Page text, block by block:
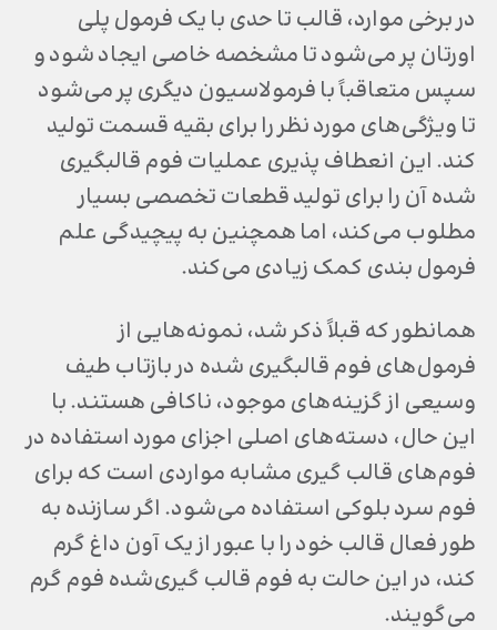
در برخی موارد، قالب تا حدی با یک فرمول پلی
اورتان پر می‌شود تا مشخصه خاصی ایجاد شود و
سپس متعاقباً با فرمولاسیون دیگری پر می‌شود
تا ویژگی‌های مورد نظر را برای بقیه قسمت تولید
کند. این انعطاف پذیری عملیات فوم قالبگیری
شده آن را برای تولید قطعات تخصصی بسیار
مطلوب می‌کند، اما همچنین به پیچیدگی علم
فرمول بندی کمک زیادی می‌کند.
همانطور که قبلاً ذکر شد، نمونه‎‌‌هایی از
فرمول‌های فوم قالبگیری شده در بازتاب طیف
وسیعی از گزینه‌های موجود، ناکافی هستند. با
این حال، دسته‌های اصلی اجزای مورد استفاده در
فوم‌های قالب گیری مشابه مواردی است که برای
فوم سرد بلوکی استفاده می‌شود. اگر سازنده به
طور فعال قالب خود را با عبور از یک آون داغ گرم
کند، در این حالت به فوم قالب گیری‌شده فوم گرم
می‌گویند.